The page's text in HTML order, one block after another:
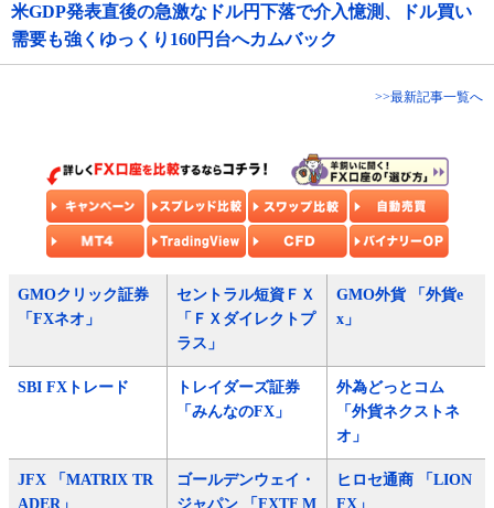
米GDP発表直後の急激なドル円下落で介入憶測、ドル買い
需要も強くゆっくり160円台へカムバック
>>最新記事一覧へ
GMOクリック証券
「FXネオ」
セントラル短資ＦＸ
「ＦＸダイレクトプ
ラス」
GMO外貨 「外貨e
x」
SBI FXトレード
トレイダーズ証券
「みんなのFX」
外為どっとコム
「外貨ネクストネ
オ」
JFX 「MATRIX TR
ADER」
ゴールデンウェイ・
ジャパン 「FXTF M
ヒロセ通商 「LION
FX」